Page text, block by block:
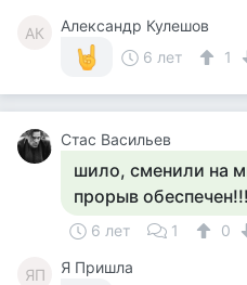
АК
Александр Кулешов
6 лет
1
Стас Васильев
шило, сменили на
прорыв
6 лет 1 0
ЯП
Я Пришла